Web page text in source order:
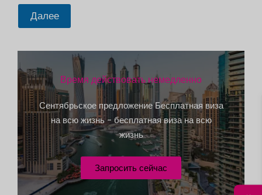
t
r
e
l
e
c
t
e
d
Далее
Время действовать немедленно
Сентябрьское предложение Бесплатная виза
на всю жизнь - бесплатная виза на всю
жизнь
Запросить сейчас